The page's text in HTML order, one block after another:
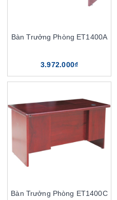
Bàn Trưởng Phòng ET1400A
3.972.000₫
Bàn Trưởng Phòng ET1400C